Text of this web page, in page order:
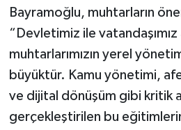
Bayramoğlu, muhtarların
“Devletimiz ile
muhtarlarımızın yerel
büyüktür. Kamu yönetimi,
ve dijital dönüşüm gibi kritik
gerçekleştirilen bu